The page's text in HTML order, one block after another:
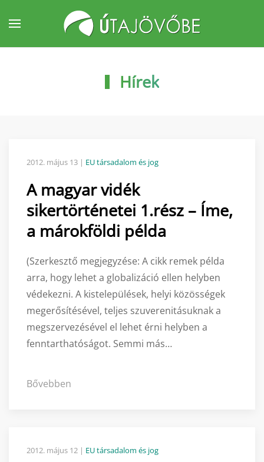
Fő tartalom átugrása
Hírek
2012. május 13 | EU társadalom és jog
A magyar vidék
sikertörténetei 1.rész – Íme,
a márokföldi példa
(Szerkesztő megjegyzése: A cikk remek példa
arra, hogy lehet a globalizáció ellen helyben
védekezni. A kistelepülések, helyi közösségek
megerősítésével, teljes szuverenitásuknak a
megszervezésével el lehet érni helyben a
fenntarthatóságot. Semmi más…
Bővebben
2012. május 12 | EU társadalom és jog